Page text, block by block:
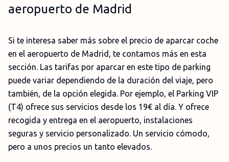
aeropuerto de Madrid
Si te interesa saber más sobre el precio de aparcar coche
en el aeropuerto de Madrid, te contamos más en esta
sección. Las tarifas por aparcar en este tipo de parking
puede variar dependiendo de la duración del viaje, pero
también, de la opción elegida. Por ejemplo, el Parking VIP
(T4) ofrece sus servicios desde los 19€ al día. Y ofrece
recogida y entrega en el aeropuerto, instalaciones
seguras y servicio personalizado. Un servicio cómodo,
pero a unos precios un tanto elevados.